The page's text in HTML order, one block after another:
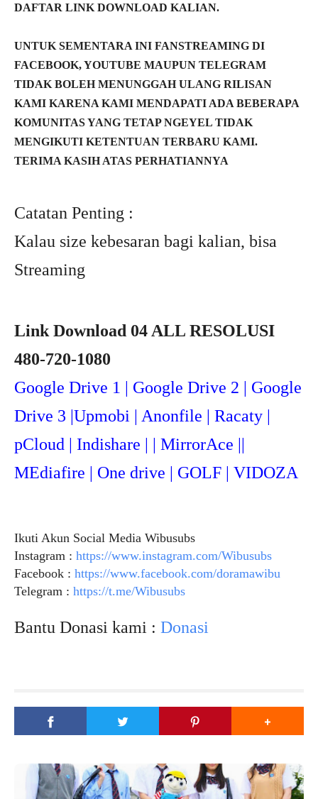
DAFTAR LINK DOWNLOAD KALIAN.
UNTUK SEMENTARA INI FANSTREAMING DI
FACEBOOK, YOUTUBE MAUPUN TELEGRAM
TIDAK BOLEH MENUNGGAH ULANG RILISAN
KAMI KARENA KAMI MENDAPATI ADA BEBERAPA
KOMUNITAS YANG TETAP NGEYEL TIDAK
MENGIKUTI KETENTUAN TERBARU KAMI.
TERIMA KASIH ATAS PERHATIANNYA
Catatan Penting :
Kalau size kebesaran bagi kalian, bisa
Streaming
Link Download 04 ALL RESOLUSI
480-720-1080
Google Drive 1 | Google Drive 2 | Google
Drive 3 |Upmobi | Anonfile | Racaty |
pCloud | Indishare | | MirrorAce ||
MEdiafire | One drive | GOLF | VIDOZA
Ikuti Akun Social Media Wibusubs
Instagram : https://www.instagram.com/Wibusubs
Facebook : https://www.facebook.com/doramawibu
Telegram : https://t.me/Wibusubs
Bantu Donasi kami : Donasi